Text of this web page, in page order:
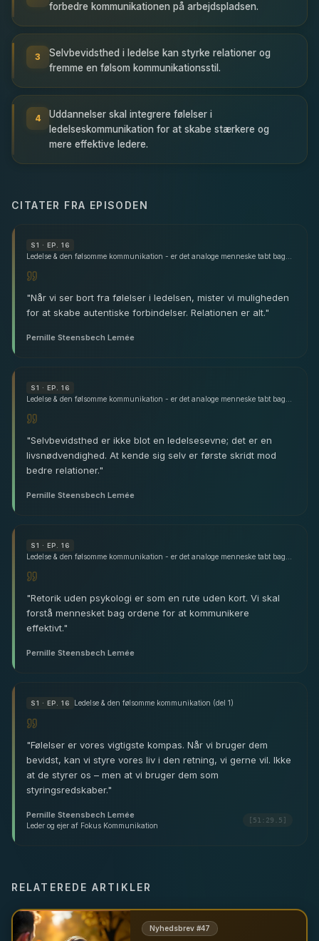
forbedre kommunikationen på arbejdspladsen.
3
Selvbevidsthed i ledelse kan styrke relationer og
fremme en følsom kommunikationsstil.
4
Uddannelser skal integrere følelser i
ledelseskommunikation for at skabe stærkere og
mere effektive ledere.
CITATER FRA EPISODEN
S1 · EP. 16
"Når vi ser bort fra følelser i ledelsen, mister vi muligheden
for at skabe autentiske forbindelser. Relationen er alt."
Pernille Steensbech Lemée
S1 · EP. 16
"Selvbevidsthed er ikke blot en ledelsesevne; det er en
livsnødvendighed. At kende sig selv er første skridt mod
bedre relationer."
Pernille Steensbech Lemée
S1 · EP. 16
"Retorik uden psykologi er som en rute uden kort. Vi skal
forstå mennesket bag ordene for at kommunikere
effektivt."
Pernille Steensbech Lemée
S1 · EP. 16 Ledelse & den følsomme kommunikation (del 1)
"Følelser er vores vigtigste kompas. Når vi bruger dem
bevidst, kan vi styre vores liv i den retning, vi gerne vil. Ikke
at de styrer os – men at vi bruger dem som
styringsredskaber."
Pernille Steensbech Lemée
Leder og ejer af Fokus Kommunikation
[51:29.5]
RELATEREDE ARTIKLER
Nyhedsbrev #47